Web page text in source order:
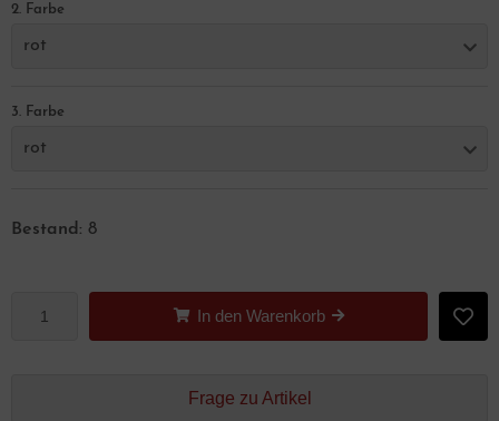
2. Farbe
rot
3. Farbe
rot
Bestand: 8
In den Warenkorb
Frage zu Artikel